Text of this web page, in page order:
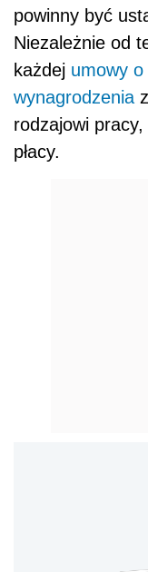
powinny być
Niezależnie od
każdej umowy
wynagrodzenia
rodzajowi
płacy.